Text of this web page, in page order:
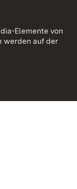
Elemente von
werden auf der